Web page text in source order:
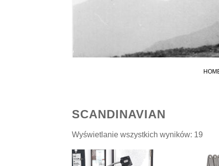
SCANDINAVIAN
Wyświetlanie wszystkich wyników: 19